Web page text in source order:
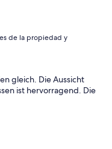
de la propiedad y
gleich. Die Aussicht
ist hervorragend. Die